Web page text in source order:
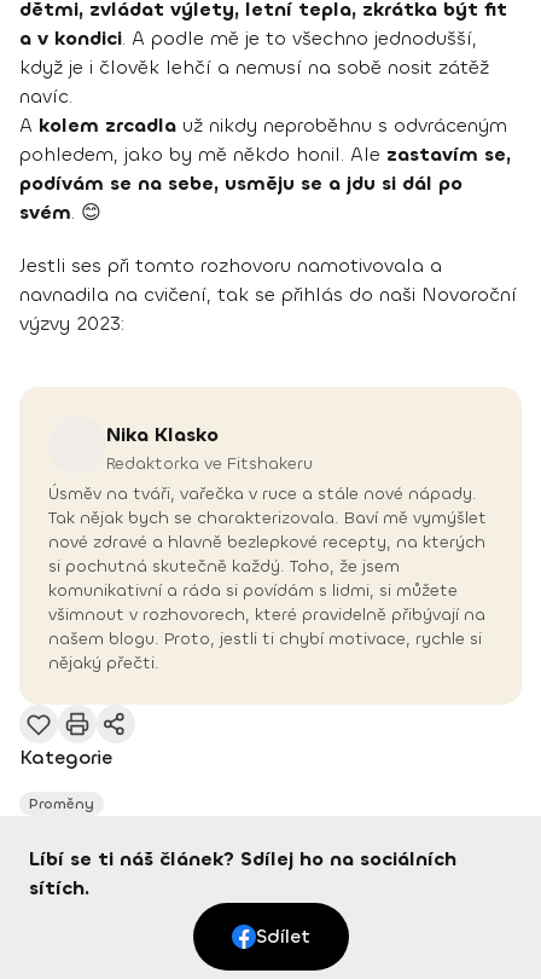
dětmi, zvládat výlety, letní tepla, zkrátka být fit
a v kondici. A podle mě je to všechno jednodušší,
když je i člověk lehčí a nemusí na sobě nosit zátěž
navíc.
A kolem zrcadla už nikdy neproběhnu s odvráceným
pohledem, jako by mě někdo honil. Ale zastavím se,
podívám se na sebe, usměju se a jdu si dál po
svém. 😊
Jestli ses při tomto rozhovoru namotivovala a
navnadila na cvičení, tak se přihlás do naši Novoroční
výzvy 2023:
Nika Klasko
Redaktorka ve Fitshakeru
Úsměv na tváři, vařečka v ruce a stále nové nápady.
Tak nějak bych se charakterizovala. Baví mě vymýšlet
nové zdravé a hlavně bezlepkové recepty, na kterých
si pochutná skutečně každý. Toho, že jsem
komunikativní a ráda si povídám s lidmi, si můžete
všimnout v rozhovorech, které pravidelně přibývají na
našem blogu. Proto, jestli ti chybí motivace, rychle si
nějaký přečti.
Kategorie
Proměny
Líbí se ti náš článek? Sdílej ho na sociálních
sítích.
Sdílet